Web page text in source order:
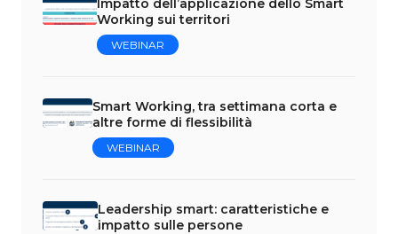
Impatto dell’applicazione dello Smart
Working sui territori
WEBINAR
Smart Working, tra settimana corta e
altre forme di flessibilità
WEBINAR
Leadership smart: caratteristiche e
impatto sulle persone